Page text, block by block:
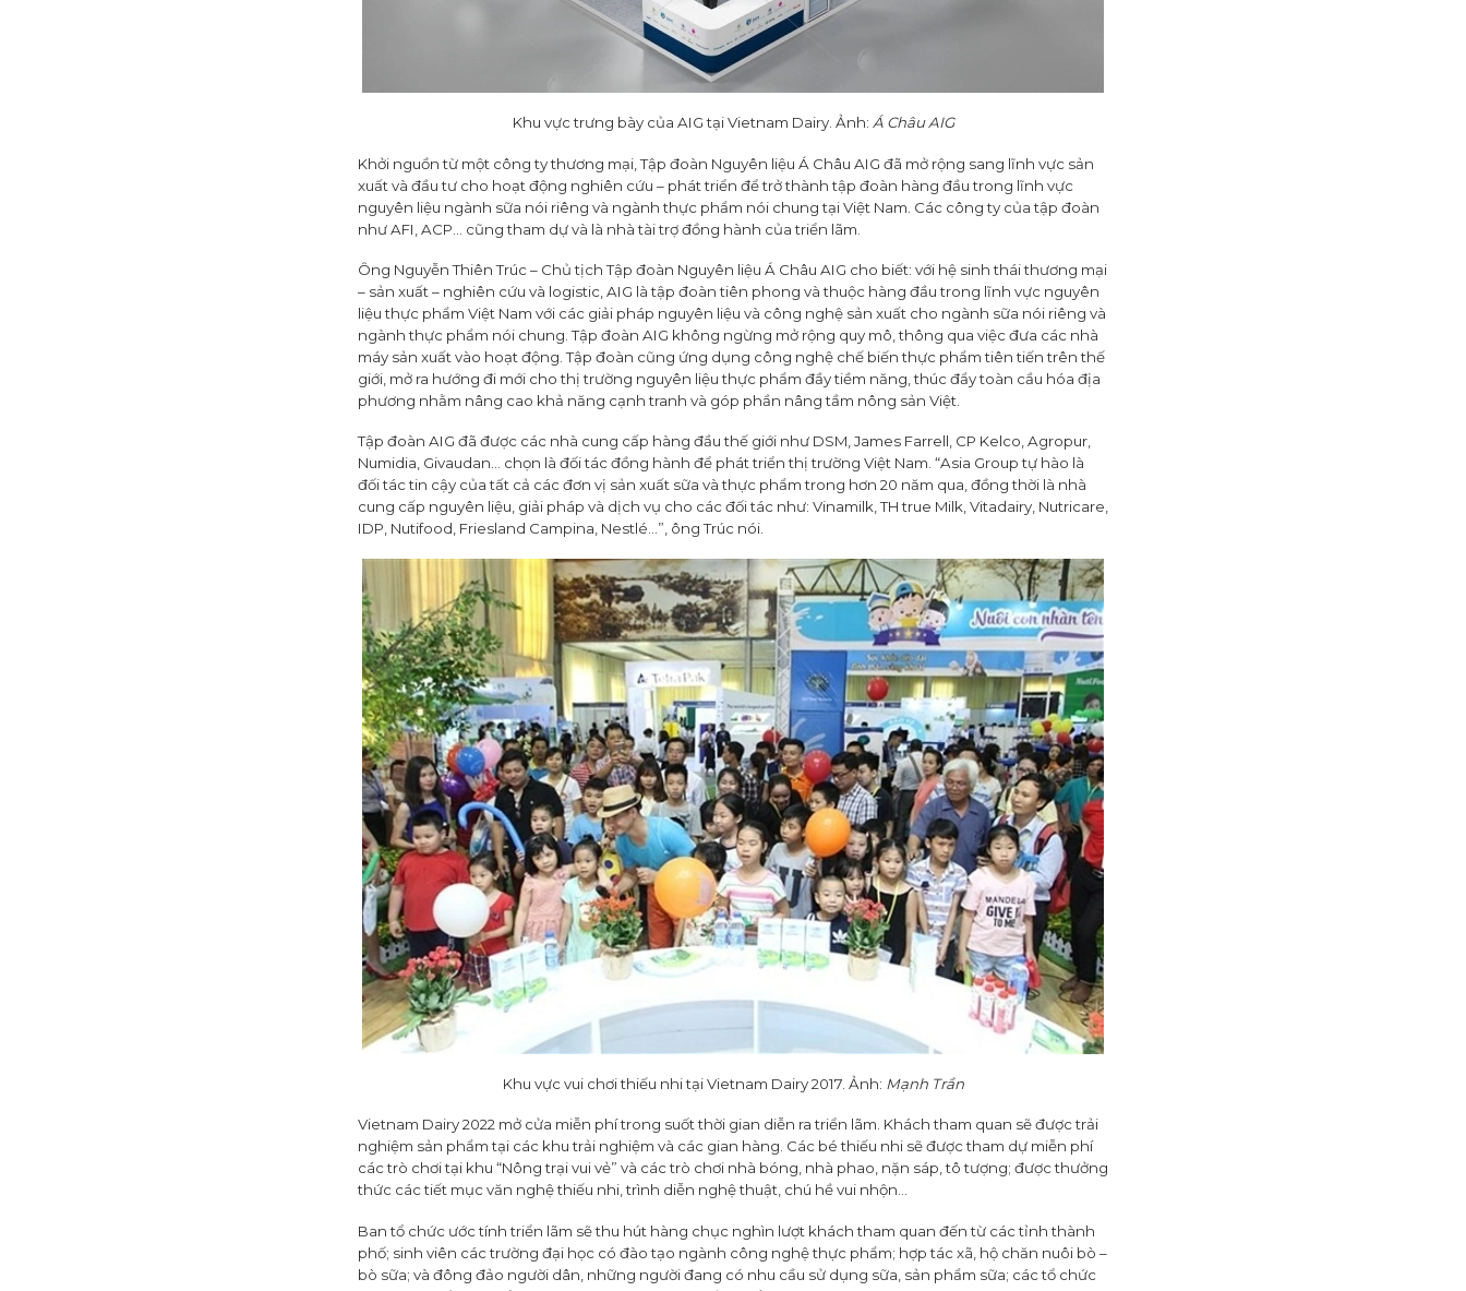
Khu vực trưng bày của AIG tại Vietnam Dairy. Ảnh: Á Châu AIG
Khởi nguồn từ một công ty thương mại, Tập đoàn Nguyên liệu Á Châu AIG đã mở rộng sang lĩnh vực sản
xuất và đầu tư cho hoạt động nghiên cứu – phát triển để trở thành tập đoàn hàng đầu trong lĩnh vực
nguyên liệu ngành sữa nói riêng và ngành thực phẩm nói chung tại Việt Nam. Các công ty của tập đoàn
như AFI, ACP… cũng tham dự và là nhà tài trợ đồng hành của triển lãm.
Ông Nguyễn Thiên Trúc – Chủ tịch Tập đoàn Nguyên liệu Á Châu AIG cho biết: với hệ sinh thái thương mại
– sản xuất – nghiên cứu và logistic, AIG là tập đoàn tiên phong và thuộc hàng đầu trong lĩnh vực nguyên
liệu thực phẩm Việt Nam với các giải pháp nguyên liệu và công nghệ sản xuất cho ngành sữa nói riêng và
ngành thực phẩm nói chung. Tập đoàn AIG không ngừng mở rộng quy mô, thông qua việc đưa các nhà
máy sản xuất vào hoạt động. Tập đoàn cũng ứng dụng công nghệ chế biến thực phẩm tiên tiến trên thế
giới, mở ra hướng đi mới cho thị trường nguyên liệu thực phẩm đầy tiềm năng, thúc đẩy toàn cầu hóa địa
phương nhằm nâng cao khả năng cạnh tranh và góp phần nâng tầm nông sản Việt.
Tập đoàn AIG đã được các nhà cung cấp hàng đầu thế giới như DSM, James Farrell, CP Kelco, Agropur,
Numidia, Givaudan… chọn là đối tác đồng hành để phát triển thị trường Việt Nam. “Asia Group tự hào là
đối tác tin cậy của tất cả các đơn vị sản xuất sữa và thực phẩm trong hơn 20 năm qua, đồng thời là nhà
cung cấp nguyên liệu, giải pháp và dịch vụ cho các đối tác như: Vinamilk, TH true Milk, Vitadairy, Nutricare,
IDP, Nutifood, Friesland Campina, Nestlé…”, ông Trúc nói.
Khu vực vui chơi thiếu nhi tại Vietnam Dairy 2017. Ảnh: Mạnh Trần
Vietnam Dairy 2022 mở cửa miễn phí trong suốt thời gian diễn ra triển lãm. Khách tham quan sẽ được trải
nghiệm sản phẩm tại các khu trải nghiệm và các gian hàng. Các bé thiếu nhi sẽ được tham dự miễn phí
các trò chơi tại khu “Nông trại vui vẻ” và các trò chơi nhà bóng, nhà phao, nặn sáp, tô tượng; được thưởng
thức các tiết mục văn nghệ thiếu nhi, trình diễn nghệ thuật, chú hề vui nhộn…
Ban tổ chức ước tính triển lãm sẽ thu hút hàng chục nghìn lượt khách tham quan đến từ các tỉnh thành
phố; sinh viên các trường đại học có đào tạo ngành công nghệ thực phẩm; hợp tác xã, hộ chăn nuôi bò –
bò sữa; và đông đảo người dân, những người đang có nhu cầu sử dụng sữa, sản phẩm sữa; các tổ chức